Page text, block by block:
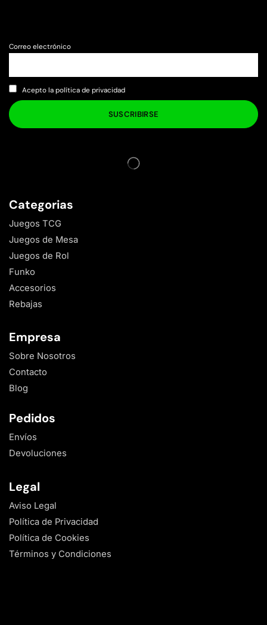
Correo electrónico
Acepto la política de privacidad
Categorias
Juegos TCG
Juegos de Mesa
Juegos de Rol
Funko
Accesorios
Rebajas
Empresa
Sobre Nosotros
Contacto
Blog
Pedidos
Envíos
Devoluciones
Legal
Aviso Legal
Política de Privacidad
Política de Cookies
Términos y Condiciones